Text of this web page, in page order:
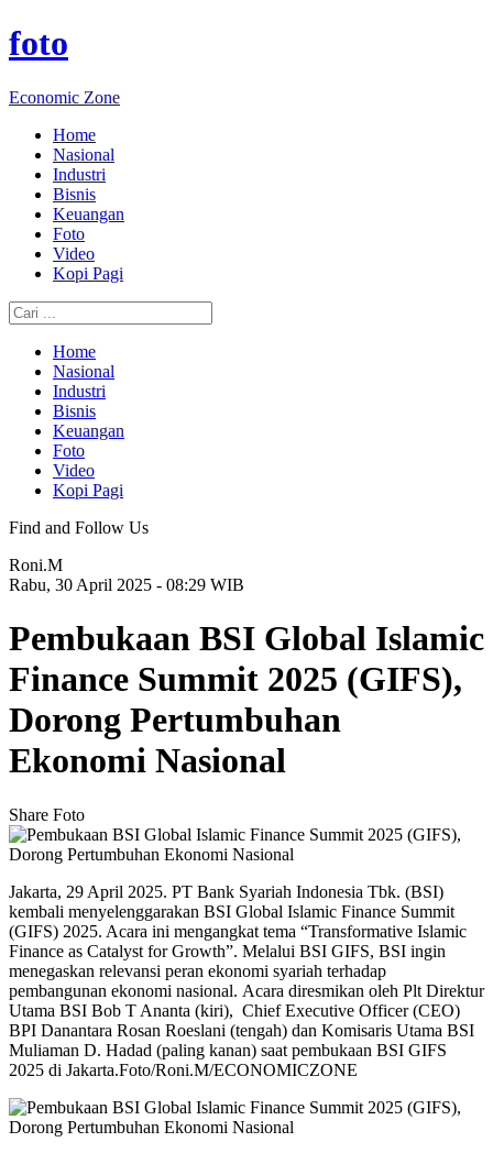
foto
Economic Zone
Home
Nasional
Industri
Bisnis
Keuangan
Foto
Video
Kopi Pagi
Home
Nasional
Industri
Bisnis
Keuangan
Foto
Video
Kopi Pagi
Find and Follow Us
Roni.M
Rabu, 30 April 2025 - 08:29 WIB
Pembukaan BSI Global Islamic
Finance Summit 2025 (GIFS),
Dorong Pertumbuhan
Ekonomi Nasional
Share Foto
Jakarta, 29 April 2025. PT Bank Syariah Indonesia Tbk. (BSI)
kembali menyelenggarakan BSI Global Islamic Finance Summit
(GIFS) 2025. Acara ini mengangkat tema “Transformative Islamic
Finance as Catalyst for Growth”. Melalui BSI GIFS, BSI ingin
menegaskan relevansi peran ekonomi syariah terhadap
pembangunan ekonomi nasional. Acara diresmikan oleh Plt Direktur
Utama BSI Bob T Ananta (kiri), Chief Executive Officer (CEO)
BPI Danantara Rosan Roeslani (tengah) dan Komisaris Utama BSI
Muliaman D. Hadad (paling kanan) saat pembukaan BSI GIFS
2025 di Jakarta.Foto/Roni.M/ECONOMICZONE